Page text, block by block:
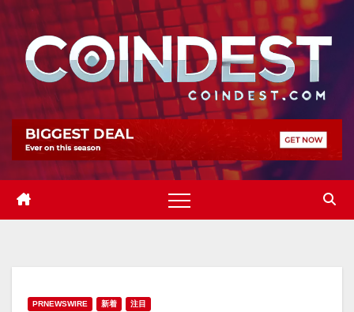
Skip
content
PRNEWSWIRE 新着 注目